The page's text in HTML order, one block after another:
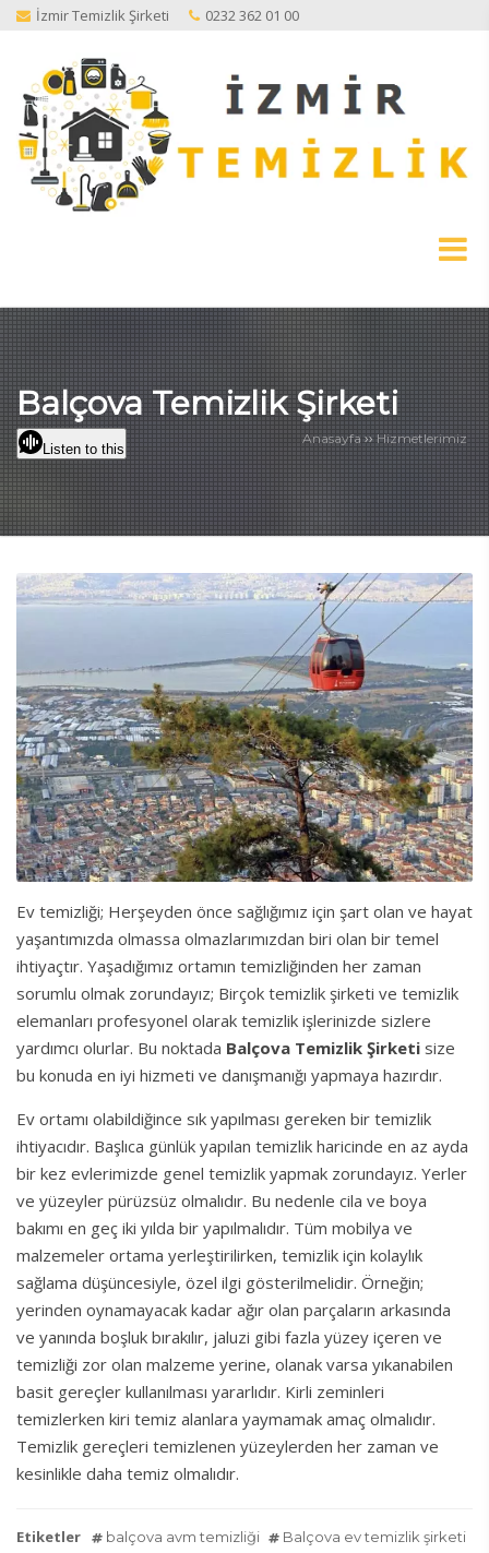
İzmir Temizlik Şirketi 0232 362 01 00
Balçova Temizlik Şirketi
Anasayfa ››Hizmetlerimiz
Listen to this
Ev temizliği; Herşeyden önce sağlığımız için şart olan ve hayat
yaşantımızda olmassa olmazlarımızdan biri olan bir temel
ihtiyaçtır. Yaşadığımız ortamın temizliğinden her zaman
sorumlu olmak zorundayız; Birçok temizlik şirketi ve temizlik
elemanları profesyonel olarak temizlik işlerinizde sizlere
yardımcı olurlar. Bu noktada Balçova Temizlik Şirketi size
bu konuda en iyi hizmeti ve danışmanığı yapmaya hazırdır.
Ev ortamı olabildiğince sık yapılması gereken bir temizlik
ihtiyacıdır. Başlıca günlük yapılan temizlik haricinde en az ayda
bir kez evlerimizde genel temizlik yapmak zorundayız. Yerler
ve yüzeyler pürüzsüz olmalıdır. Bu nedenle cila ve boya
bakımı en geç iki yılda bir yapılmalıdır. Tüm mobilya ve
malzemeler ortama yerleştirilirken, temizlik için kolaylık
sağlama düşüncesiyle, özel ilgi gösterilmelidir. Örneğin;
yerinden oynamayacak kadar ağır olan parçaların arkasında
ve yanında boşluk bırakılır, jaluzi gibi fazla yüzey içeren ve
temizliği zor olan malzeme yerine, olanak varsa yıkanabilen
basit gereçler kullanılması yararlıdır. Kirli zeminleri
temizlerken kiri temiz alanlara yaymamak amaç olmalıdır.
Temizlik gereçleri temizlenen yüzeylerden her zaman ve
kesinlikle daha temiz olmalıdır.
Etiketler balçova avm temizliği
Balçova ev temizlik şirketi